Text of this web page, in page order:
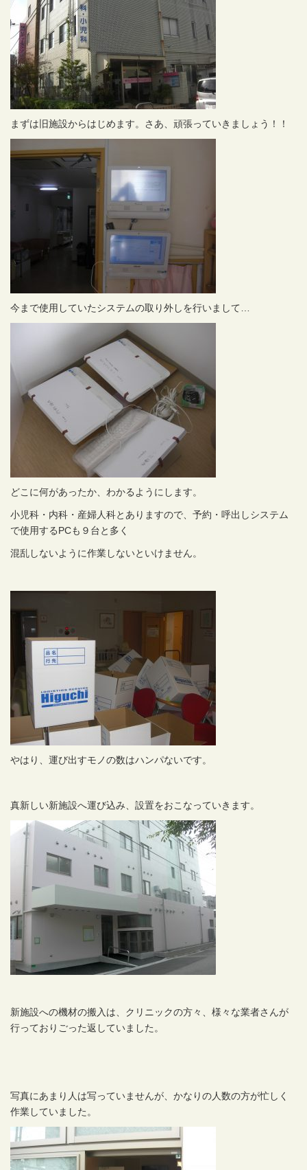
まずは旧施設からはじめます。さあ、頑張っていきましょう！！
今まで使用していたシステムの取り外しを行いまして…
どこに何があったか、わかるようにします。
小児科・内科・産婦人科とありますので、予約・呼出しシステム
で使用するPCも９台と多く
混乱しないように作業しないといけません。
やはり、運び出すモノの数はハンパないです。
真新しい新施設へ運び込み、設置をおこなっていきます。
新施設への機材の搬入は、クリニックの方々、様々な業者さんが
行っておりごった返していました。
写真にあまり人は写っていませんが、かなりの人数の方が忙しく
作業していました。